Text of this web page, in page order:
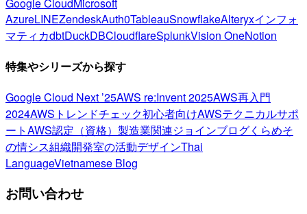
AzureLINEZendeskAuth0TableauSnowflakeAlteryxインフォ
マティカdbtDuckDBCloudflareSplunkVision OneNotion
特集やシリーズから探す
Google Cloud Next ’25AWS re:Invent 2025AWS再入門
2024AWSトレンドチェック初心者向けAWSテクニカルサポ
ートAWS認定（資格） 製造業関連ジョインブログくらめそ
の情シス組織開発室の活動デザインThai
LanguageVietnamese Blog
お問い合わせ